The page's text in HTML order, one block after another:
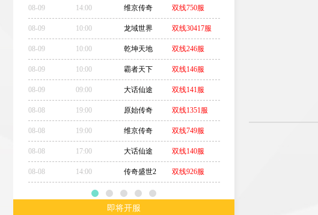
08-09 14:00 维京传奇 双线750服
08-09 10:00 龙域世界 双线30417服
08-09 10:00 乾坤天地 双线246服
08-09 10:00 霸者天下 双线146服
08-09 09:00 大话仙途 双线141服
08-08 19:00 原始传奇 双线1351服
08-08 19:00 维京传奇 双线749服
08-08 17:00 大话仙途 双线140服
08-08 14:00 传奇盛世2 双线926服
即将开服